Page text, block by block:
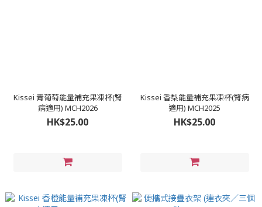
Kissei 青葡萄能量補充果凍杯(腎
病適用) MCH2026
HK$25.00
Kissei 香梨能量補充果凍杯(腎病
適用) MCH2025
HK$25.00